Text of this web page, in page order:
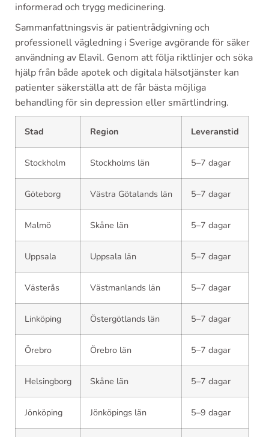
informerad och trygg medicinering.
Sammanfattningsvis är patientrådgivning och
professionell vägledning i Sverige avgörande för säker
användning av Elavil. Genom att följa riktlinjer och söka
hjälp från både apotek och digitala hälsotjänster kan
patienter säkerställa att de får bästa möjliga
behandling för sin depression eller smärtlindring.
Stad Region Leveranstid
Stockholm Stockholms län 5–7 dagar
Göteborg Västra Götalands län 5–7 dagar
Malmö Skåne län 5–7 dagar
Uppsala Uppsala län 5–7 dagar
Västerås Västmanlands län 5–7 dagar
Linköping Östergötlands län 5–7 dagar
Örebro Örebro län 5–7 dagar
Helsingborg Skåne län 5–7 dagar
Jönköping Jönköpings län 5–9 dagar